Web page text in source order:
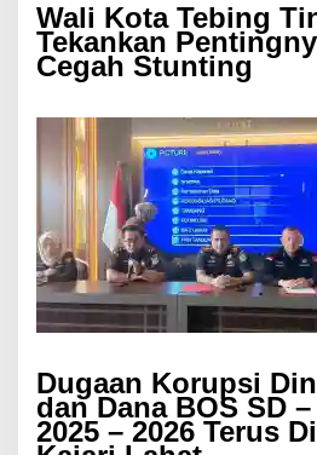
Wali Kota Tebing
Tekankan
Cegah Stunting
Dugaan Korupsi
dan Dana BOS SD
2025 – 2026 Terus